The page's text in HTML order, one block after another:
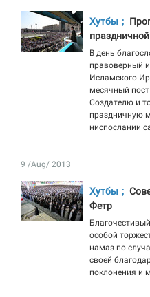
Хутбы
В день
правоверный
Исламского
месячный
Создателю и
праздничную
ниспослании
9 /Aug/ 2013
Хутбы
Фетр
особой
намаз по
своей
поклонения и